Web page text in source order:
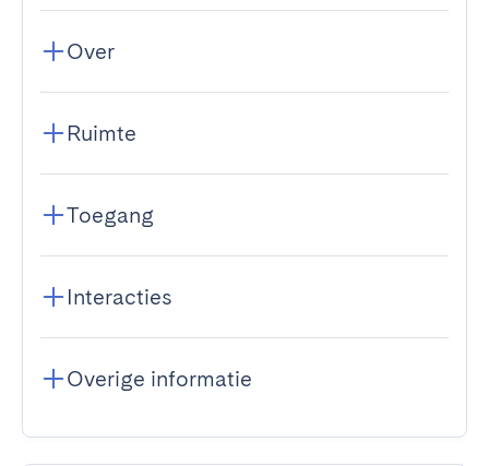
Over
Ruimte
Toegang
Interacties
Overige informatie